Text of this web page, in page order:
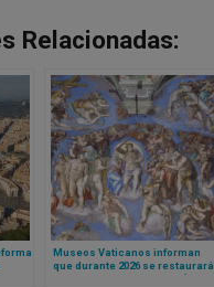
Relacionadas:
Museos Vaticanos informan
que durante 2026 se restaurará
el Juicio Final de Miguel Ángel